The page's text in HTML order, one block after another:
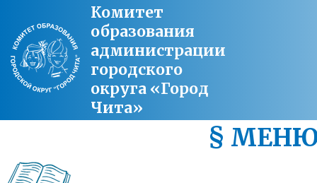
Комитет
образования
администрации
городского
округа «Город
Чита»
§